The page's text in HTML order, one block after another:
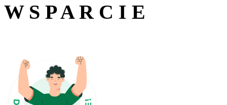
W S P A R C I E